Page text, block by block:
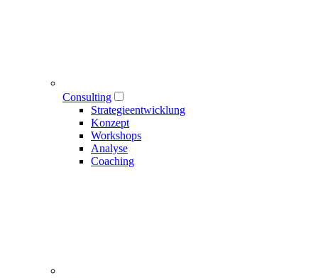
Consulting
Strategieentwicklung
Konzept
Workshops
Analyse
Coaching